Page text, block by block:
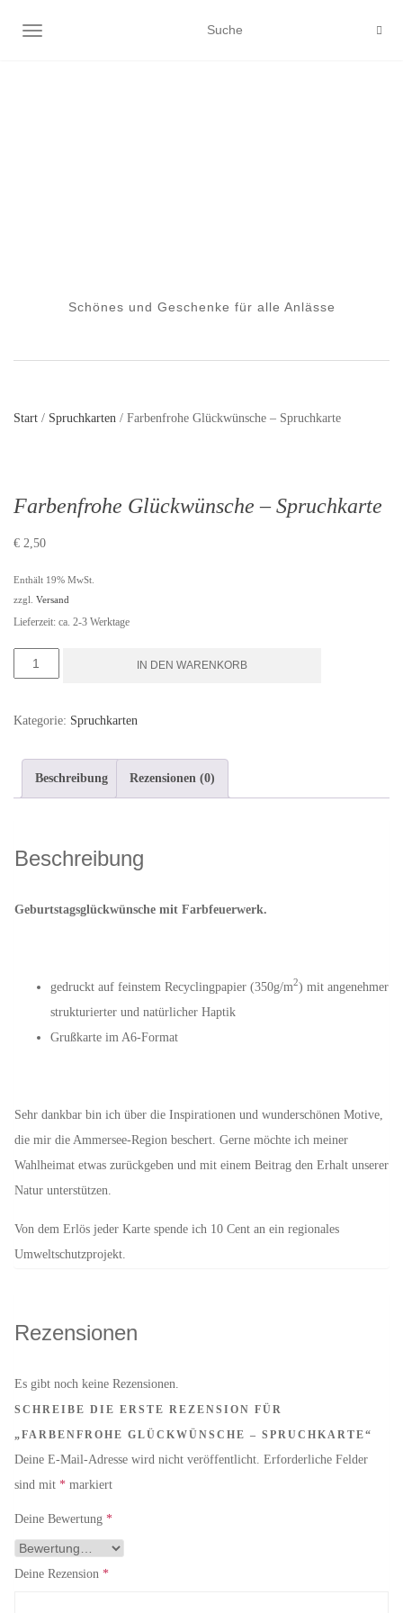
NAVIGATION EIN-/AUSSCHALTEN
Schönes und Geschenke für alle Anlässe
Start / Spruchkarten / Farbenfrohe Glückwünsche – Spruchkarte
Farbenfrohe Glückwünsche – Spruchkarte
€ 2,50
Enthält 19% MwSt.
zzgl. Versand
Lieferzeit: ca. 2-3 Werktage
Farbenfrohe
Menge
IN DEN WARENKORB
Kategorie: Spruchkarten
Beschreibung Rezensionen (0)
Beschreibung
Geburtstagsglückwünsche mit Farbfeuerwerk.
gedruckt auf feinstem Recyclingpapier (350g/m2) mit angenehmer
strukturierter und natürlicher Haptik
Grußkarte im A6-Format
Sehr dankbar bin ich über die Inspirationen und wunderschönen Motive,
die mir die Ammersee-Region beschert. Gerne möchte ich meiner
Wahlheimat etwas zurückgeben und mit einem Beitrag den Erhalt unserer
Natur unterstützen.
Von dem Erlös jeder Karte spende ich 10 Cent an ein regionales
Umweltschutzprojekt.
Rezensionen
Es gibt noch keine Rezensionen.
SCHREIBE DIE ERSTE REZENSION FÜR
„FARBENFROHE GLÜCKWÜNSCHE – SPRUCHKARTE“
Deine E-Mail-Adresse wird nicht veröffentlicht. Erforderliche Felder
sind mit * markiert
Deine Bewertung *
Deine Rezension *